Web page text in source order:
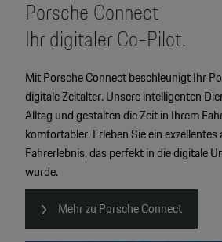
Porsche Connect
Ihr digitaler Co-Pilot.
Mit Porsche Connect beschleunigt Ihr
digitale Zeitalter. Unsere intelligenten
Alltag und gestalten die Zeit in Ihrem
komfortabler. Erleben Sie ein exzellentes
Fahrerlebnis, das perfekt in die digitale
wurde.
Mehr zu Porsche Connect